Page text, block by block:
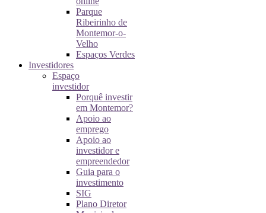
Parque
Ribeirinho de
Montemor-o-
Velho
Espaços Verdes
Investidores
Espaço
investidor
Porquê investir
em Montemor?
Apoio ao
emprego
Apoio ao
investidor e
empreendedor
Guia para o
investimento
SIG
Plano Diretor